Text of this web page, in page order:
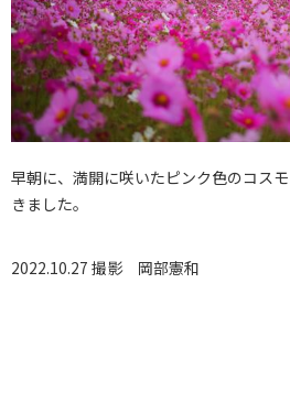
早朝に、満開に咲いたピンク色のコス
きました。
2022.10.27 撮影 岡部憲和